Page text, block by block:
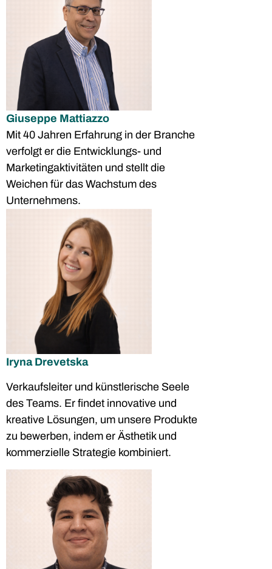
Giuseppe Mattiazzo
Mit 40 Jahren Erfahrung in der Branche
verfolgt er die Entwicklungs- und
Marketingaktivitäten und stellt die
Weichen für das Wachstum des
Unternehmens.
Iryna Drevetska
Verkaufsleiter und künstlerische Seele
des Teams. Er findet innovative und
kreative Lösungen, um unsere Produkte
zu bewerben, indem er Ästhetik und
kommerzielle Strategie kombiniert.